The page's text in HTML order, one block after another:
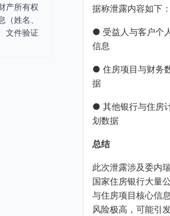
产所有权
姓名、
文件验证
据称泄露内容如下
● 受益人与客户个
信息
● 住房项目与财务
据
● 其他银行与住房
划数据
总结
此次泄露涉及委内
国家住房银行大量
与住房项目核心信
风险极高，可能引